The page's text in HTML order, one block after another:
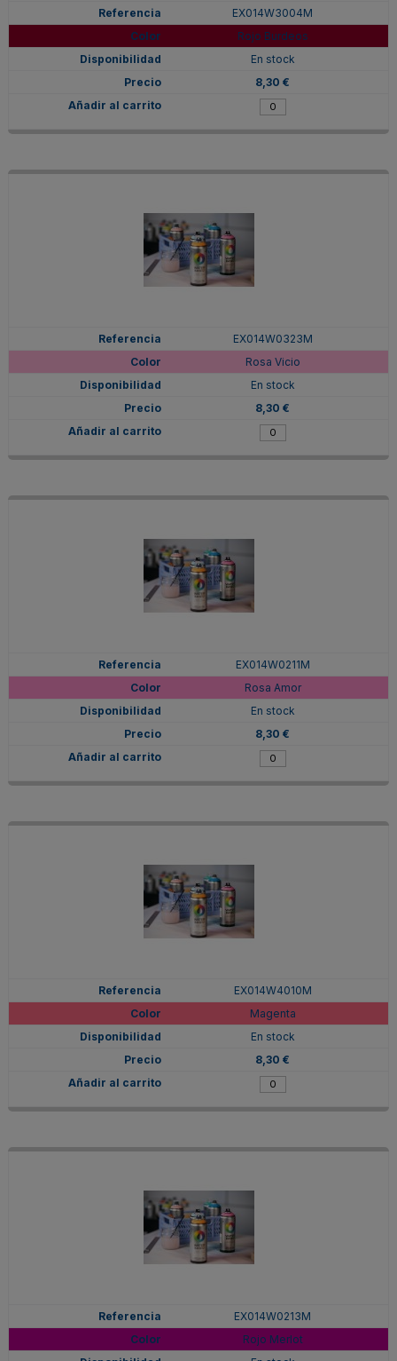
EX014W3004M
Rojo Burdeos
En stock
8,30 €
EX014W0323M
Rosa Vicio
En stock
8,30 €
EX014W0211M
Rosa Amor
En stock
8,30 €
EX014W4010M
Magenta
En stock
8,30 €
EX014W0213M
Rojo Merlot